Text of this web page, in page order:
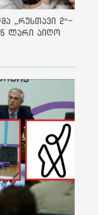
„რუსთავი 2“-
ლარი აიღო